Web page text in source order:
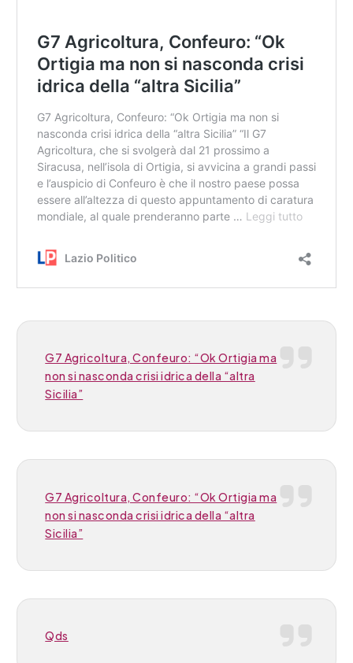
G7 Agricoltura, Confeuro: “Ok Ortigia ma
non si nasconda crisi idrica della “altra
Sicilia”
G7 Agricoltura, Confeuro: “Ok Ortigia ma
non si nasconda crisi idrica della “altra
Sicilia”
Qds